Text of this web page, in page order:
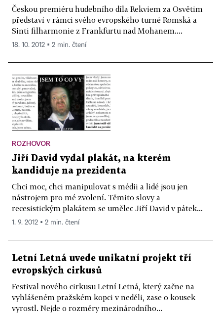
Českou premiéru hudebního díla Rekviem za Osvětim
představí v rámci svého evropského turné Romská a
Sinti filharmonie z Frankfurtu nad Mohanem....
18. 10. 2012 ▪ 2 min. čtení
ROZHOVOR
Jiří David vydal plakát, na kterém
kandiduje na prezidenta
Chci moc, chci manipulovat s médii a lidé jsou jen
nástrojem pro mé zvolení. Těmito slovy a
recesistickým plakátem se umělec Jiří David v pátek...
1. 9. 2012 ▪ 2 min. čtení
Letní Letná uvede unikatní projekt tří
evropských cirkusů
Festival nového cirkusu Letní Letná, který začne na
vyhlášeném pražském kopci v neděli, zase o kousek
vyrostl. Nejde o rozměry mezinárodního...